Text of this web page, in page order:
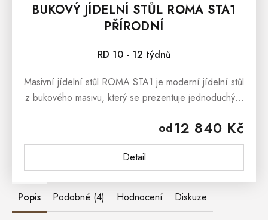
BUKOVÝ JÍDELNÍ STŮL ROMA STA1
PŘÍRODNÍ
RD 10 - 12 týdnů
od12 840 Kč
Detail
Masivní jídelní stůl ROMA STA1 je moderní jídelní stůl
z bukového masivu, který se prezentuje jednoduchými
Popis Podobné (4) Hodnocení Diskuze